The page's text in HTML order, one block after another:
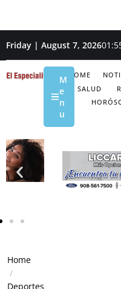
Friday | August 7, 2026
HOME
SALUD
M
e
n
u
Home
/
Deportes